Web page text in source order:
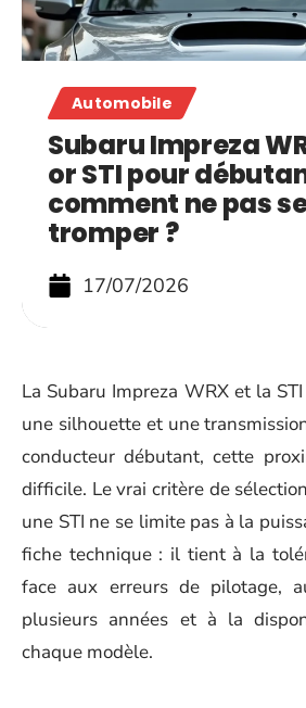
Automobile
Subaru Impreza
or STI pour
comment ne pas
tromper ?
17/07/2026
La Subaru Impreza WRX et la
une silhouette et une
conducteur débutant, cette
difficile. Le vrai critère de
une STI ne se limite pas à la
fiche technique : il tient à la
face aux erreurs de pilotage,
plusieurs années et à la
chaque modèle.